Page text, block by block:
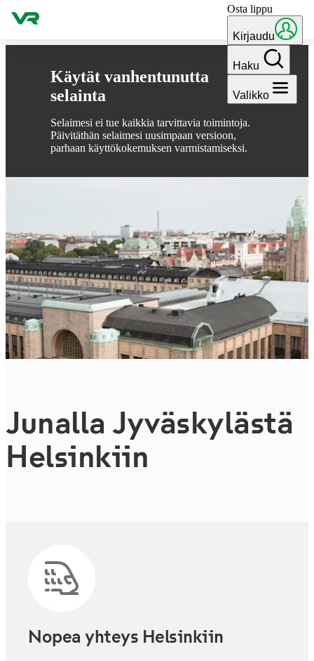
Käytät vanhentunutta
selainta
Selaimesi ei tue kaikkia tarvittavia toimintoja.
Päivitäthän selaimesi uusimpaan versioon,
parhaan käyttökokemuksen varmistamiseksi.
Hyppää sisältöön Osta lippu
Kirjaudu
Haku
Valikko
Junalla Jy­väs­ky­läs­tä
Helsinkiin
Nopea yhteys Helsinkiin